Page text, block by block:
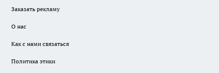
Заказать рекламу
О нас
Как с нами связаться
Политика этики